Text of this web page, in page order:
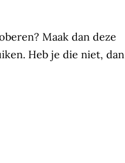
Maak dan deze
Heb je die niet, dan